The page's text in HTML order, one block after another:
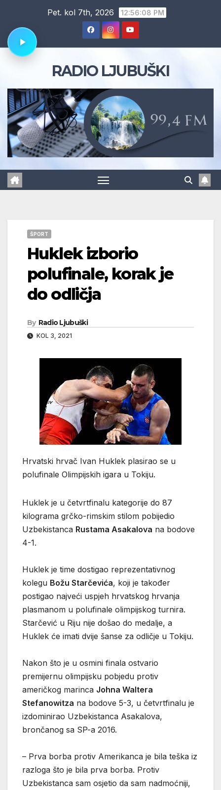
content
Pet. kol 7th, 2026 12:56:08 PM
RADIO LJUBUŠKI
ŠPORT
Huklek izborio
polufinale, korak je
do odličja
By Radio Ljubuški
KOL 3, 2021
Hrvatski hrvač Ivan Huklek plasirao se u
polufinale Olimpijskih igara u Tokiju.
Huklek je u četvrtfinalu kategorije do 87
kilograma grčko-rimskim stilom pobijedio
Uzbekistanca Rustama Asakalova na bodove
4-1.
Huklek je time dostigao reprezentativnog
kolegu Božu Starčevića, koji je također
postigao najveći uspjeh hrvatskog hrvanja
plasmanom u polufinale olimpijskog turnira.
Starčević u Riju nije došao do medalje, a
Huklek će imati dvije šanse za odličje u Tokiju.
Nakon što je u osmini finala ostvario
premijernu olimpijsku pobjedu protiv
američkog marinca Johna Waltera
Stefanowitza na bodove 5-3, u četvrtfinalu je
izdominirao Uzbekistanca Asakalova,
brončanog sa SP-a 2016.
– Prva borba protiv Amerikanca je bila teška iz
razloga što je bila prva borba. Protiv
Uzbekistanca sam osjetio da sam nadmoćniji,